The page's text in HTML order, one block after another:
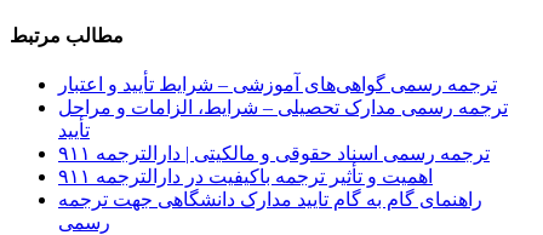
مطالب مرتبط
ترجمه رسمی گواهی‌های آموزشی – شرایط تأیید و اعتبار
ترجمه رسمی مدارک تحصیلی – شرایط، الزامات و مراحل
تأیید
ترجمه رسمی اسناد حقوقی و مالکیتی | دارالترجمه ۹۱۱
اهمیت و تأثیر ترجمه باکیفیت در دارالترجمه ۹۱۱
راهنمای گام به گام تایید مدارک دانشگاهی جهت ترجمه
رسمی